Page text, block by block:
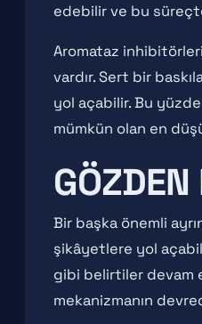
edebilir ve bu
Aromataz
vardır. Sert bir
yol açabilir. Bu
mümkün olan en
Bir başka önemli
şikâyetlere yol
gibi belirtiler devam
mekanizmanın